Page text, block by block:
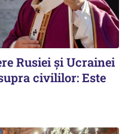
Rusiei și Ucrainei
civililor: Este